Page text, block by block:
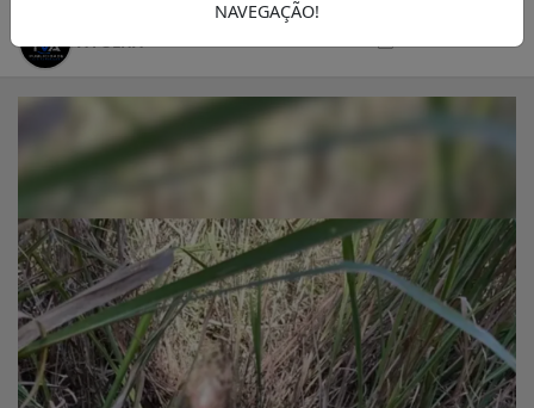
A FOLHA
NAVEGAÇÃO!